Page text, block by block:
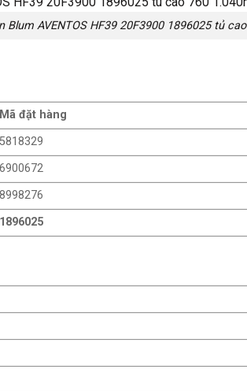
Blum AVENTOS HF39 20F3900 1896025 tủ
Mã đặt hàng
5818329
6900672
8998276
1896025